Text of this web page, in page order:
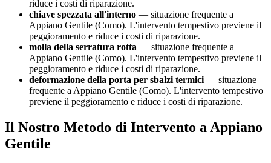
riduce i costi di riparazione.
chiave spezzata all'interno — situazione frequente a
Appiano Gentile (Como). L'intervento tempestivo previene il
peggioramento e riduce i costi di riparazione.
molla della serratura rotta — situazione frequente a
Appiano Gentile (Como). L'intervento tempestivo previene il
peggioramento e riduce i costi di riparazione.
deformazione della porta per sbalzi termici — situazione
frequente a Appiano Gentile (Como). L'intervento tempestivo
previene il peggioramento e riduce i costi di riparazione.
Il Nostro Metodo di Intervento a Appiano
Gentile